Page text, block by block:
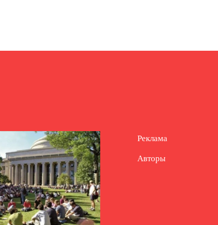
Реклама
Авторы